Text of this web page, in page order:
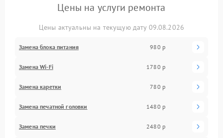
Цены на услуги ремонта
Цены актуальны на текущую дату 09.08.2026
Замена блока питания 980 р
Замена Wi-Fi 1780 р
Замена каретки 780 р
Замена печатной головки 1480 р
Замена печки 2480 р